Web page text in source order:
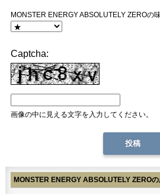
MONSTER ENERGY ABSOLUTELY ZEROの
Captcha:
画像の中に見える文字を入力してください。
MONSTER ENERGY ABSOLUTELY ZEROの